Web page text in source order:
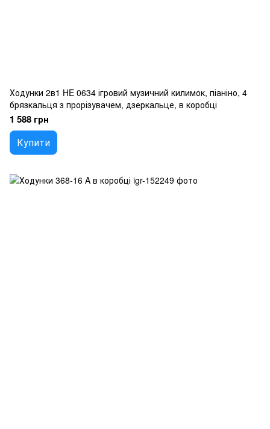
Ходунки 2в1 HE 0634 ігровий музичний килимок, піаніно, 4
брязкальця з прорізувачем, дзеркальце, в коробці
1 588 грн
Купити